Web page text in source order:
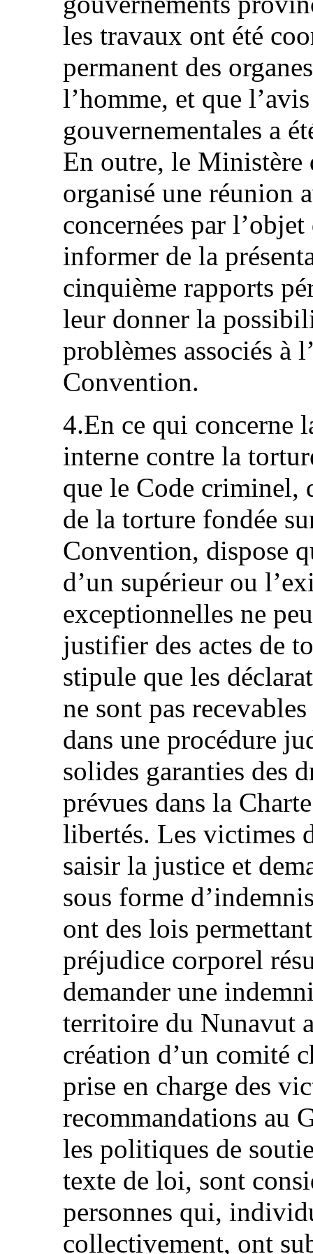
les travaux ont été
permanent des
l’homme, et que
gouvernementales a
En outre, le Ministère
organisé une réunion
concernées par
informer de la
cinquième rapports
leur donner la
problèmes associés à
Convention.
4.En ce qui concerne
interne contre la
que le Code
de la torture fondée
Convention, dispose
d’un supérieur ou
exceptionnelles ne
justifier des actes de
stipule que les
ne sont pas
dans une procédure
solides garanties des
prévues dans la
libertés. Les victimes
saisir la justice et
sous forme
ont des lois
préjudice corporel
demander une
territoire du Nunavut
création d’un comité
prise en charge des
recommandations au
les politiques de
texte de loi, sont
personnes qui,
collectivement, ont